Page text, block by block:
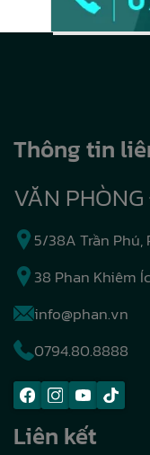
Thông tin
VĂN
5/38A Trần Phú,
38 Phan Khiêm
info@phan.vn
0794.80.8888
Liên kết